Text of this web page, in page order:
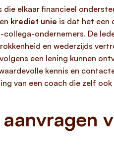
elkaar financieel
krediet unie is dat het een
ondernemers. De
en wederzijds
een lening kunnen
kennis en
van een coach die zelf ook